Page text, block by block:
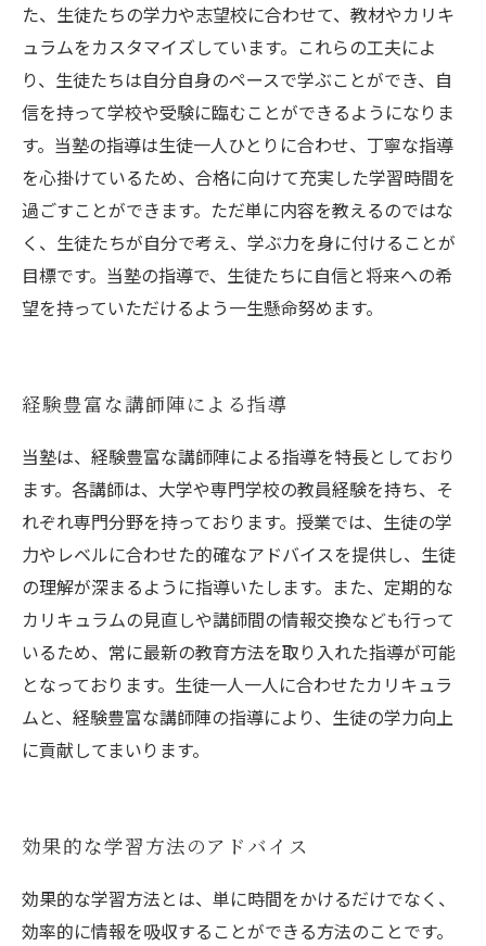
た、生徒たちの学力や志望校に合わせて、教材やカリキ
ュラムをカスタマイズしています。これらの工夫によ
り、生徒たちは自分自身のペースで学ぶことができ、自
信を持って学校や受験に臨むことができるようになりま
す。当塾の指導は生徒一人ひとりに合わせ、丁寧な指導
を心掛けているため、合格に向けて充実した学習時間を
過ごすことができます。ただ単に内容を教えるのではな
く、生徒たちが自分で考え、学ぶ力を身に付けることが
目標です。当塾の指導で、生徒たちに自信と将来への希
望を持っていただけるよう一生懸命努めます。
経験豊富な講師陣による指導
当塾は、経験豊富な講師陣による指導を特長としており
ます。各講師は、大学や専門学校の教員経験を持ち、そ
れぞれ専門分野を持っております。授業では、生徒の学
力やレベルに合わせた的確なアドバイスを提供し、生徒
の理解が深まるように指導いたします。また、定期的な
カリキュラムの見直しや講師間の情報交換なども行って
いるため、常に最新の教育方法を取り入れた指導が可能
となっております。生徒一人一人に合わせたカリキュラ
ムと、経験豊富な講師陣の指導により、生徒の学力向上
に貢献してまいります。
効果的な学習方法のアドバイス
効果的な学習方法とは、単に時間をかけるだけでなく、
効率的に情報を吸収することができる方法のことです。